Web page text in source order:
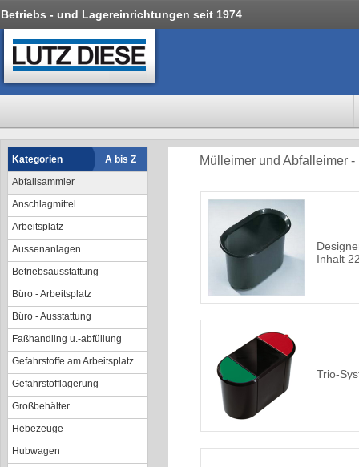
Betriebs - und Lagereinrichtungen seit 1974
Kategorien
A bis Z
Abfallsammler
Anschlagmittel
Arbeitsplatz
Aussenanlagen
Betriebsausstattung
Büro - Arbeitsplatz
Büro - Ausstattung
Faßhandling u.-abfüllung
Gefahrstoffe am Arbeitsplatz
Gefahrstofflagerung
Großbehälter
Hebezeuge
Hubwagen
Mülleimer und Abfalleimer
Inhalt
Trio-